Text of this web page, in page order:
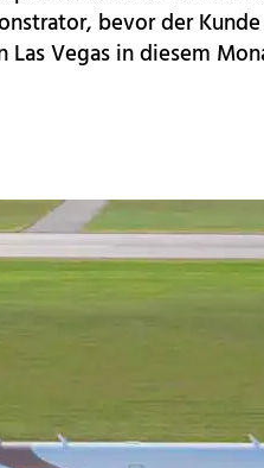
bevor der
Las Vegas in diesem